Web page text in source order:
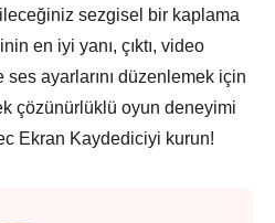
sezgisel bir kaplama
en iyi yanı, çıktı, video
ses ayarlarını düzenlemek için
çözünürlüklü oyun deneyimi
Ekran Kaydediciyi kurun!